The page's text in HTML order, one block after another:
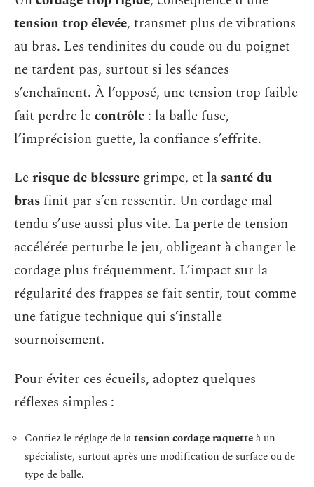
tension trop élevée, transmet plus de vibrations
au bras. Les tendinites du coude ou du poignet
ne tardent pas, surtout si les séances
s’enchaînent. À l’opposé, une tension trop faible
fait perdre lecontrôle : la balle fuse,
l’imprécision guette, la confiance s’effrite.
Lerisque de blessure grimpe, et la santé du
brasfinit par s’en ressentir. Un cordage mal
tendu s’use aussi plus vite. La perte de tension
accélérée perturbe le jeu, obligeant à changer le
cordage plus fréquemment. L’impact sur la
régularité des frappes se fait sentir, tout comme
une fatigue technique qui s’installe
sournoisement.
Pour éviter ces écueils, adoptez quelques
réflexes simples :
Confiez le réglage de latension cordage raquetteà un
spécialiste, surtout après une modification de surface ou de
type de balle.